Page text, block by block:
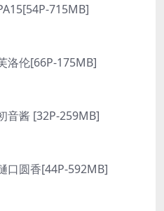
715MB]
洛伦[66P-175MB]
音酱 [32P-259MB]
口圆香[44P-592MB]